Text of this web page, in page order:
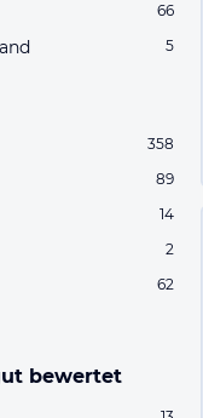
66
5
358
89
14
2
62
bewertet